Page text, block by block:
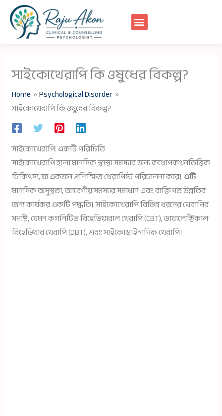
content
সাইকোথেরাপি কি ওষুধের বিকল্প?
Home
Psychological Disorder
সাইকোথেরাপি কি ওষুধের বিকল্প?
সাইকোথেরাপি: একটি পরিচিতি
সাইকোথেরাপি হলো মানসিক স্বাস্থ্য সমস্যার জন্য কথোপকথনভিত্তিক
চিকিৎসা, যা একজন প্রশিক্ষিত থেরাপিস্ট পরিচালনা করে। এটি
মানসিক অসুস্থতা, আবেগীয় সমস্যার সমাধান এবং ব্যক্তিগত উন্নতির
জন্য কার্যকর একটি পদ্ধতি। সাইকোথেরাপি বিভিন্ন ধরনের থেরাপির
সমষ্টি, যেমন কগনিটিভ বিহেভিয়ারাল থেরাপি (CBT), ডায়ালেক্টিকাল
বিহেভিয়ার থেরাপি (DBT), এবং সাইকোডাইনামিক থেরাপি।